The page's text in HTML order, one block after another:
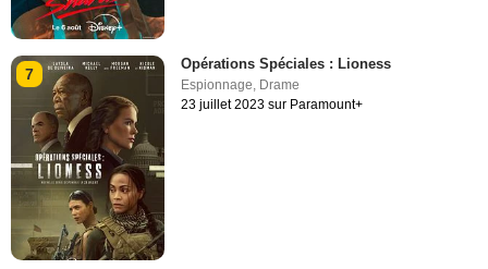
7
Opérations Spéciales : Lioness
Espionnage Drame
23 juillet 2023 sur Paramount+